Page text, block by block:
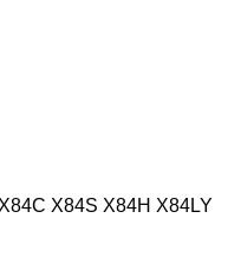
X84S X84H X84LY